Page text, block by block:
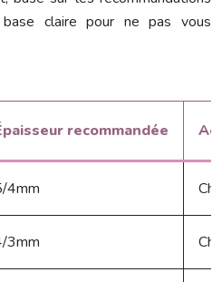
claire pour ne pas vous
recommandée
4mm
3mm